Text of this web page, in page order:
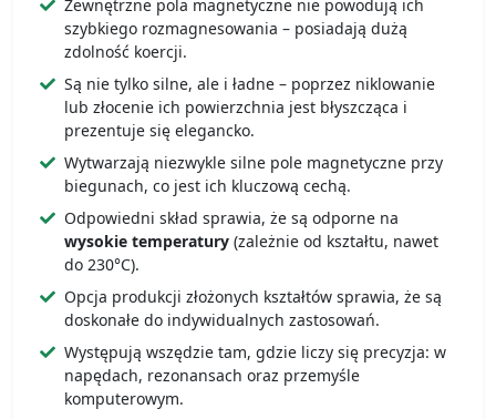
Zewnętrzne pola magnetyczne nie powodują ich
szybkiego rozmagnesowania – posiadają dużą
zdolność koercji.
Są nie tylko silne, ale i ładne – poprzez niklowanie
lub złocenie ich powierzchnia jest błyszcząca i
prezentuje się elegancko.
Wytwarzają niezwykle silne pole magnetyczne przy
biegunach, co jest ich kluczową cechą.
Odpowiedni skład sprawia, że są odporne na
wysokie temperatury (zależnie od kształtu, nawet
do 230°C).
Opcja produkcji złożonych kształtów sprawia, że są
doskonałe do indywidualnych zastosowań.
Występują wszędzie tam, gdzie liczy się precyzja: w
napędach, rezonansach oraz przemyśle
komputerowym.